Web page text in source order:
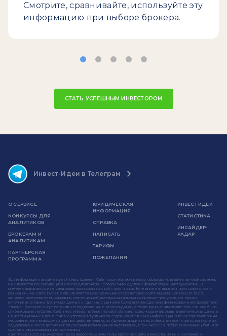
Смотрите, сравнивайте, используйте эту
информацию при выборе брокера.
СТАТЬ УСПЕШНЫМ ИНВЕСТОРОМ
Инвест-Идеи в Телеграм
О СЕРВИСЕ
КОНКУРСЫ ДЛЯ
АНАЛИТИКОВ
БРОКЕРАМ И
АНАЛИТИКАМ
ПАРТНЕРСКАЯ
ПРОГРАММА
ЮРИДИЧЕСКАЯ
ИНФОРМАЦИЯ
СПРАВКА
НАПИСАТЬ
ТАРИФЫ
ПОЖЕЛАНИЯ
ИНВЕСТ ИДЕИ
СТАТИСТИКА
ИНСАЙДЕР-
РАДАР
Вся информация на сайте invest-idei.ru (далее - Сайт) носит исключительно образовательный и научный характер
и не является рекомендацией или предложением к совершению сделок с финансовыми инструментами. Вы
можете следовать или не следовать прогнозам на свой страх и риск. Компании и аналитики, прогнозы которых
размещены на сайте invest-idei.ru, являются независимыми от создателей сайта лицами. Сайт invest-idei.ru
является агрегатором информации, размещенной указанными лицами на интернет-ресурсах и в прочих
источниках, а также публичных данных о сделках с ценными бумагами или другими финансовыми инструментами.
Клиенты брокеров могут получать по подписке иные рекомендации, а также раньше или позже того, как они были
опубликованы на Сайте. Сайт invest-idei.ru не берет на себя обязательство корректировать аналитические данные
и инвестиционные идеи в связи с утратой актуальности содержащейся в них информации, а также при выявлении
несоответствия приводимых данных действительности. Администрация invest-idei.ru не несет ответственности за
содержание и последствия использования размещенной информации, в том числе за любые возможные убытки от
сделок с финансовыми инструментами.
Сайт invest-idei.ru не участвует во взаимоотношениях пользователей сайта и инвестиционных компаний и